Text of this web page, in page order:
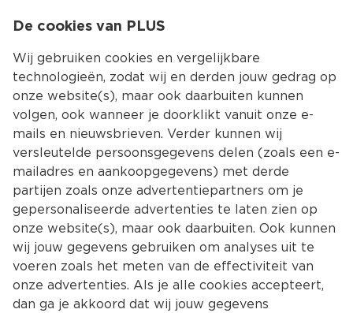
Kies jouw
Terug Producten
De cookies van PLUS
Wij gebruiken cookies en vergelijkbare
technologieën, zodat wij en derden jouw gedrag op
onze website(s), maar ook daarbuiten kunnen
volgen, ook wanneer je doorklikt vanuit onze e-
mails en nieuwsbrieven. Verder kunnen wij
versleutelde persoonsgegevens delen (zoals een e-
mailadres en aankoopgegevens) met derde
partijen zoals onze advertentiepartners om je
gepersonaliseerde advertenties te laten zien op
onze website(s), maar ook daarbuiten. Ook kunnen
wij jouw gegevens gebruiken om analyses uit te
voeren zoals het meten van de effectiviteit van
onze advertenties. Als je alle cookies accepteert,
dan ga je akkoord dat wij jouw gegevens